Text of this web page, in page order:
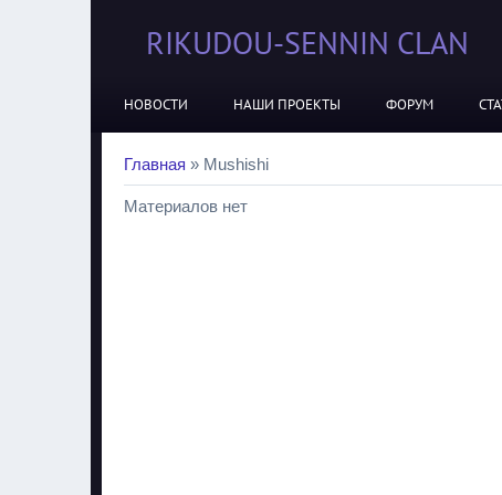
RIKUDOU-SENNIN CLAN
НОВОСТИ НАШИ ПРОЕКТЫ ФОРУМ
Главная » Mushishi
Материалов нет